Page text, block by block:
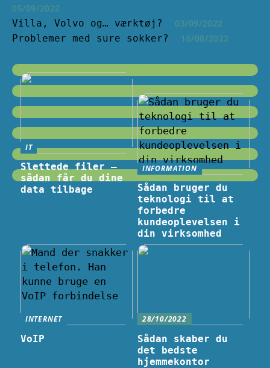
05/09/2022
Villa, Volvo og… værktøj?
03/09/2022
Problemer med sure sokker?
16/08/2022
IT
Slettede filer –
sådan får du dine
data tilbage
INFORMATION
Sådan bruger du
teknologi til at
forbedre
kundeoplevelsen i
din virksomhed
INTERNET
VoIP
28/10/2022
Sådan skaber du
det bedste
hjemmekontor